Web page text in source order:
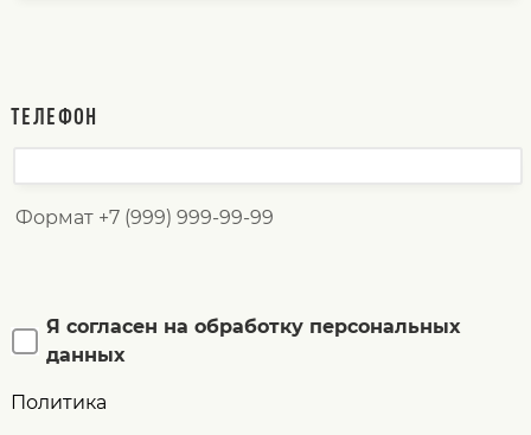
ТЕЛЕФОН
Формат +7 (999) 999-99-99
Я согласен на обработку персональных
данных
Политика